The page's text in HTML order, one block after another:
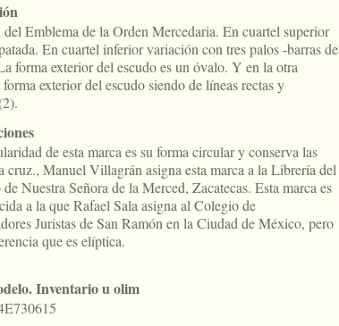
Emblema de la Orden Mercedaria. En cuartel superior
En cuartel inferior variación con tres palos -barras de
forma exterior del escudo es un óvalo. Y en la otra
exterior del escudo siendo de líneas rectas y
de esta marca es su forma circular y conserva las
cruz., Manuel Villagrán asigna esta marca a la Librería del
Nuestra Señora de la Merced, Zacatecas. Esta marca es
a la que Rafael Sala asigna al Colegio de
Juristas de San Ramón en la Ciudad de México, pero
que es elíptica.
Inventario u olim